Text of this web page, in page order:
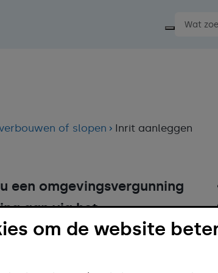
of slopen Inrit aanleggen
een omgevingsvergunning
aan via het
om de website